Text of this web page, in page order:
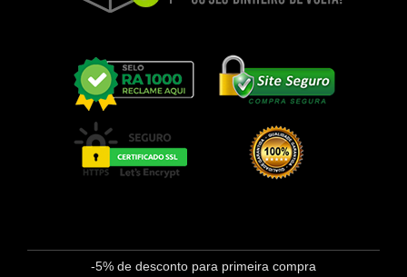
-5% de desconto para primeira compra